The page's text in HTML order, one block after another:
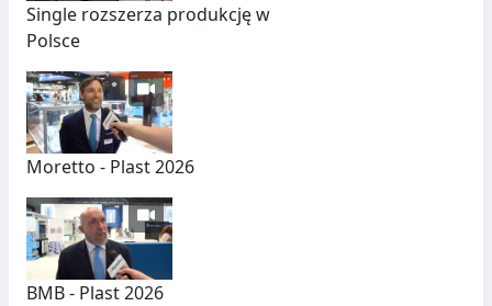
Single rozszerza produkcję w
Polsce
Moretto - Plast 2026
BMB - Plast 2026